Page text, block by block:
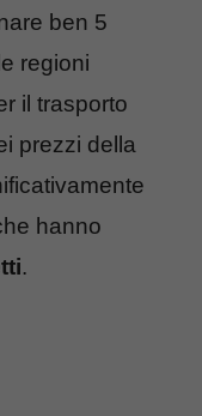
ben 5
regioni
il trasporto
prezzi della
hanno
.